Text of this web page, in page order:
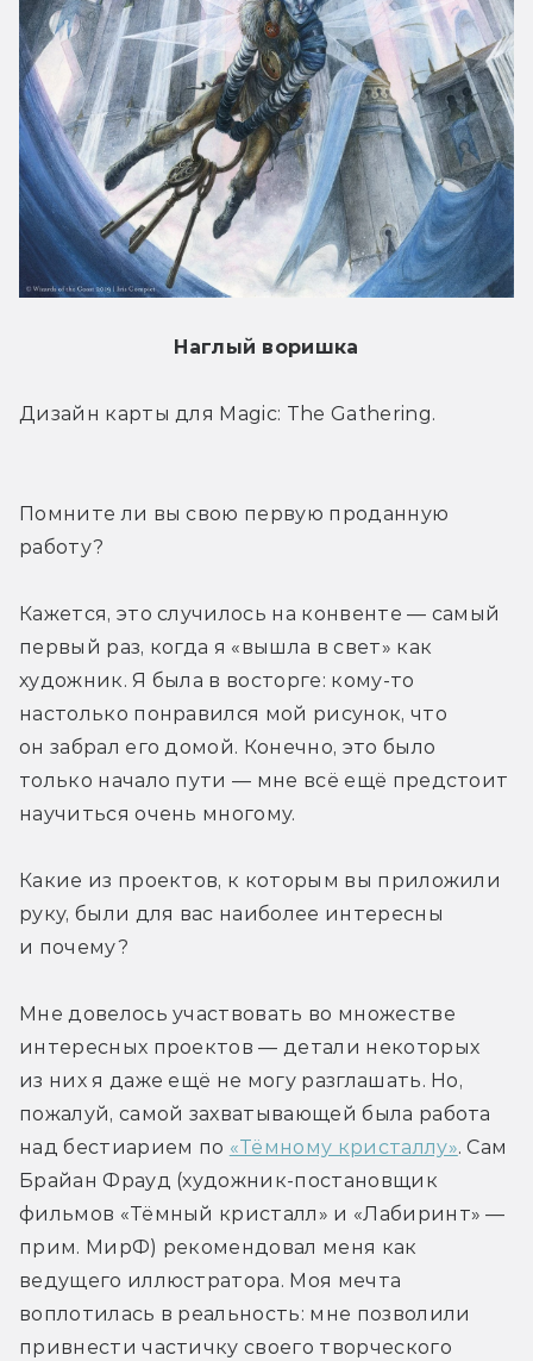
Наглый воришка
Дизайн карты для Magic: The Gathering.
Помните ли вы свою первую проданную
работу?
Кажется, это случилось на конвенте — самый
первый раз, когда я «вышла в свет» как
художник. Я была в восторге: кому-то
настолько понравился мой рисунок, что
он забрал его домой. Конечно, это было
только начало пути — мне всё ещё предстоит
научиться очень многому.
Какие из проектов, к которым вы приложили
руку, были для вас наиболее интересны
и почему?
Мне довелось участвовать во множестве
интересных проектов — детали некоторых
из них я даже ещё не могу разглашать. Но,
пожалуй, самой захватывающей была работа
над бестиарием по «Тёмному кристаллу». Сам
Брайан Фрауд (художник-постановщик
фильмов «Тёмный кристалл» и «Лабиринт» —
прим. МирФ) рекомендовал меня как
ведущего иллюстратора. Моя мечта
воплотилась в реальность: мне позволили
привнести частичку своего творческого